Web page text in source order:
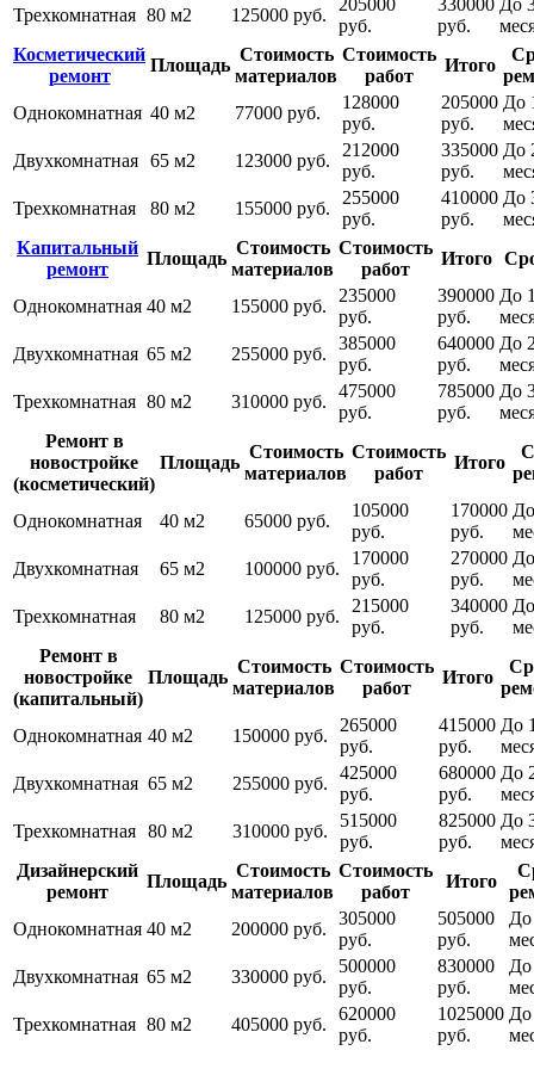
Трехкомнатная 80 м2 125000 руб.
205000
руб.
330000
руб.
До
Косметический
ремонт
Площадь
Стоимость
материалов
Стоимость
работ
Итого
Однокомнатная 40 м2 77000 руб.
128000
руб.
205000
руб.
До
Двухкомнатная 65 м2 123000 руб.
212000
руб.
335000
руб.
До
Трехкомнатная
80 м2 155000 руб.
255000
руб.
410000
руб.
До
Капитальный
ремонт
Площадь
Стоимость
материалов
Стоимость
работ
Итого
Однокомнатная 40 м2 155000 руб.
235000
руб.
390000
руб.
До
Двухкомнатная 65 м2 255000 руб.
385000
руб.
640000
руб.
До
Трехкомнатная 80 м2 310000 руб.
475000
руб.
785000
руб.
До
Ремонт в
новостройке
(косметический)
Площадь
Стоимость
материалов
Стоимость
работ
Итого
Однокомнатная 40 м2 65000 руб.
105000
руб.
170000
руб.
Двухкомнатная
65 м2 100000 руб.
170000
руб.
270000
руб.
Трехкомнатная
80 м2 125000 руб.
215000
руб.
340000
руб.
Ремонт в
новостройке
(капитальный)
Площадь
Стоимость
материалов
Стоимость
работ
Итого
Однокомнатная 40 м2 150000 руб.
265000
руб.
415000
руб.
До
Двухкомнатная 65 м2 255000 руб.
425000
руб.
680000
руб.
До
Трехкомнатная 80 м2 310000 руб.
515000
руб.
825000
руб.
До
Дизайнерский
ремонт
Площадь
Стоимость
материалов
Стоимость
работ
Итого
Однокомнатная 40 м2 200000 руб.
305000
руб.
505000
руб.
До
Двухкомнатная 65 м2 330000 руб.
500000
руб.
830000
руб.
До
Трехкомнатная 80 м2 405000 руб.
620000
руб.
1025000
руб.
До